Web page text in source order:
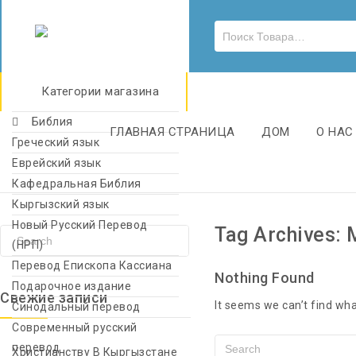
Категории магазина
Библия
Греческий язык
Еврейский язык
Кафедральная Библия
Кыргызский язык
Новый Русский Перевод
(НРП)
Перевод Епископа Кассиана
Подарочное издание
Синодальный перевод
Современный русский
перевод
ГЛАВНАЯ СТРАНИЦА ДОМ О НАС
Tag Archives:
Nothing Found
It seems we can’t find
Свежие записи
Христианству В Кыргызстане